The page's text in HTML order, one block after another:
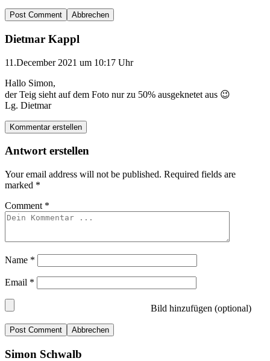
Abbrechen
Dietmar Kappl
11.December 2021 um 10:17 Uhr
Hallo Simon,
der Teig sieht auf dem Foto nur zu 50% ausgeknetet aus 😉
Lg. Dietmar
Kommentar erstellen
Antwort erstellen
Your email address will not be published. Required fields are
marked *
Comment *
Name *
Email *
Bild hinzufügen (optional)
Abbrechen
Simon Schwalb